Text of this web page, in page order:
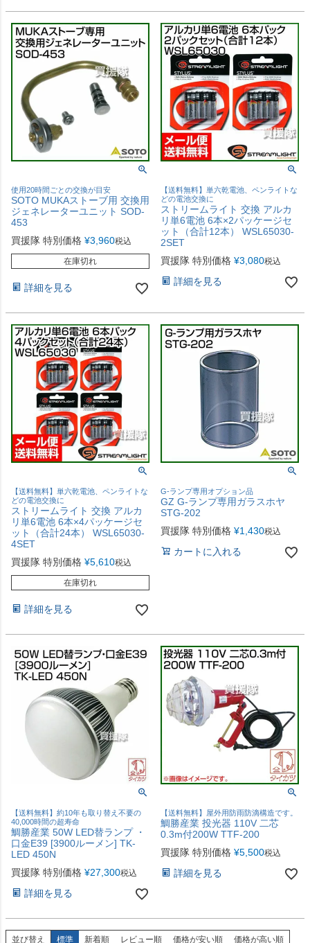
使用20時間ごとの交換が目安
SOTO MUKAストーブ用 交換用
ジェネレーターユニット SOD-
453
買援隊 特別価格 ¥3,960税込
在庫切れ
詳細を見る
【送料無料】単六乾電池、ペンライトな
どの電池交換に
ストリームライト 交換 アルカ
リ単6電池 6本×2パッケージセ
ット（合計12本） WSL65030-
2SET
買援隊 特別価格 ¥3,080税込
詳細を見る
【送料無料】単六乾電池、ペンライトな
どの電池交換に
ストリームライト 交換 アルカ
リ単6電池 6本×4パッケージセ
ット（合計24本） WSL65030-
4SET
買援隊 特別価格 ¥5,610税込
在庫切れ
詳細を見る
G-ランプ専用オプション品
GZ G-ランプ専用ガラスホヤ
STG-202
買援隊 特別価格 ¥1,430税込
カートに入れる
【送料無料】約10年も取り替え不要の
40,000時間の超寿命
鯛勝産業 50W LED替ランプ ・
口金E39 [3900ルーメン] TK-
LED 450N
買援隊 特別価格 ¥27,300税込
詳細を見る
【送料無料】屋外用防雨防滴構造です。
鯛勝産業 投光器 110V 二芯
0.3m付200W TTF-200
買援隊 特別価格 ¥5,500税込
詳細を見る
並び替え 標準 新着順 レビュー順 価格が安い順 価格が高い順